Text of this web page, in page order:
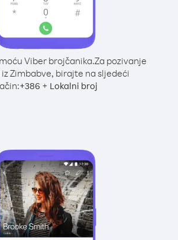
Viber brojčanika.Za pozivanje
Zimbabve, birajte na sljedeći
+386 + Lokalni broj